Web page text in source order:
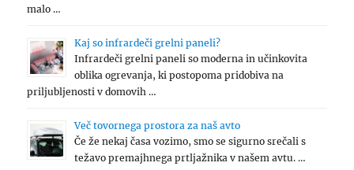
malo …
Kaj so infrardeči grelni paneli?
Infrardeči grelni paneli so moderna in učinkovita
oblika ogrevanja, ki postopoma pridobiva na
priljubljenosti v domovih …
Več tovornega prostora za naš avto
Če že nekaj časa vozimo, smo se sigurno srečali s
težavo premajhnega prtljažnika v našem avtu. …